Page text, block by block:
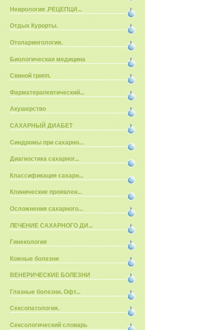
Неврология .РЕЦЕПЦИ...
Отдых Курорты.
Отоларингология.
Биологическая медицина
Свиной грипп.
Фарматерапевтический...
Акушерство
САХАРНЫЙ ДИАБЕТ
Синдромы при сахарно...
Диагностика сахарног...
Классификация сахарн...
Клинические проявлен...
Осложнения сахарного...
ЛЕЧЕНИЕ САХАРНОГО ДИ...
Гинекология
Кожные болезни
ВЕНЕРИЧЕСКИЕ БОЛЕЗНИ
Глазные болезни. Офт...
Сексопатология.
Сексологический словарь